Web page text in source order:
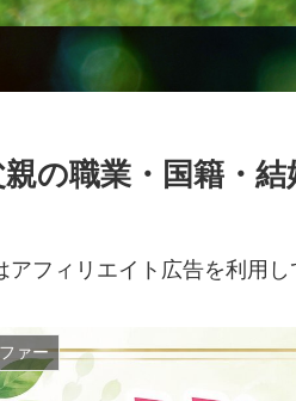
の職業・国籍・
アフィリエイト広告を利用し
ァー